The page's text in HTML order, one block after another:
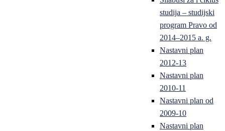
studija – studijski
program Pravo od
2014–2015 a. g.
Nastavni plan
2012-13
Nastavni plan
2010-11
Nastavni plan od
2009-10
Nastavni plan